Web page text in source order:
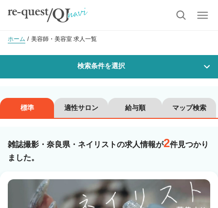
ホーム 美容師・美容室 求人一覧
検索条件を選択
沿線・駅を選択 市区町村を選択
美容師スタイリスト 美容師アシスタント
標準 適性サロン 給与順 マップ検索
雑誌撮影・奈良県・ネイリストの求人情報が2件見つかり
ました。